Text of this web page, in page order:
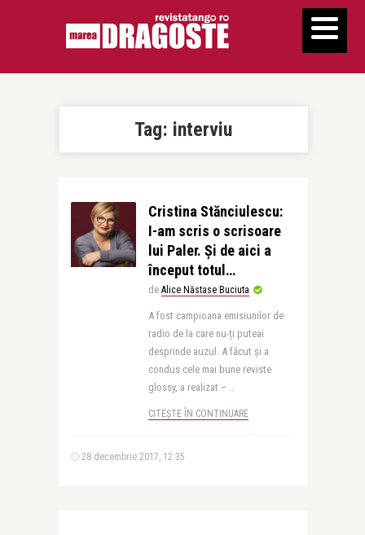
Tag: interviu
Cristina Stănciulescu:
I-am scris o scrisoare
lui Paler. Și de aici a
început totul…
de Alice Năstase Buciuta
A fost campioana emisiunilor de
radio de la care nu-ți puteai
desprinde auzul. A făcut și a
condus cele mai bune reviste
glossy, a realizat – ..
CITEȘTE ÎN CONTINUARE
28 decembrie 2017, 12:35